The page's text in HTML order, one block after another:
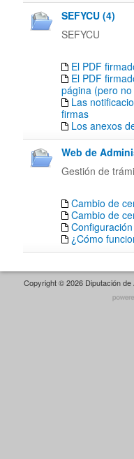
SEFYCU (4)
SEFYCU
El PDF
El PDF
página (pero
Las
firmas
Los anexos
Web de
Gestión de
Cambio de
Cambio de
¿Cómo
Copyright © 2026 Diputación de